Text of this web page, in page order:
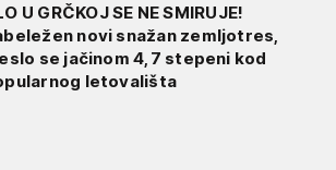
U GRČKOJ SE NE SMIRUJE!
novi snažan zemljotres,
se jačinom 4,7 stepeni kod
letovališta